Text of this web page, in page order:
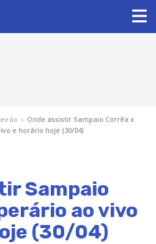
› Onde assistir Sampaio Corrêa x
e horário hoje (30/04)
Sampaio
ao vivo
(30/04)